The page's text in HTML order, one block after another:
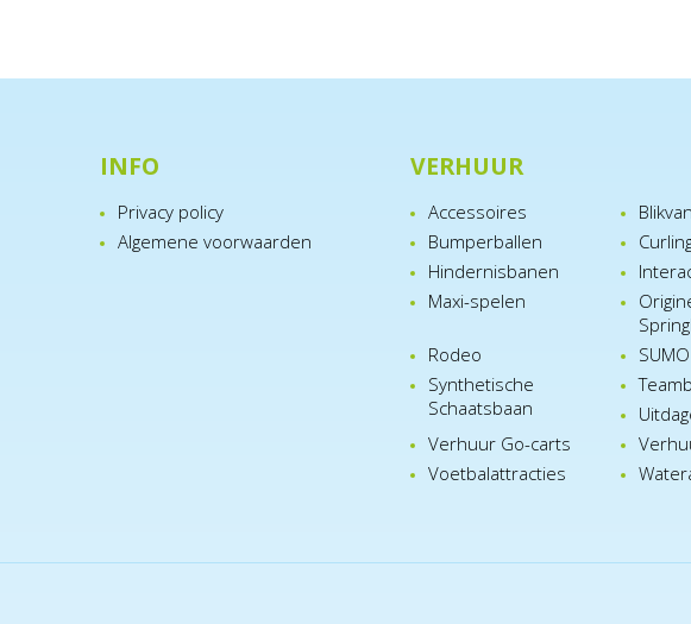
INFO
Privacy policy
Algemene voorwaarden
VERHUUR
Accessoires
Bumperballen
Hindernisbanen
Maxi-spelen
Rodeo
Synthetische
Schaatsbaan
Verhuur Go-carts
Voetbalattracties